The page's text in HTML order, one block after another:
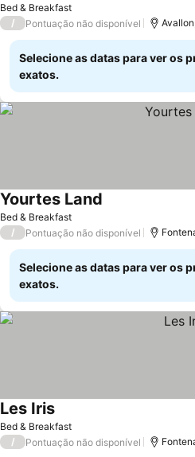
Bed & Breakfast
/ Pontuação não disponível
Selecione as datas para ver os
exatos.
Bed & Breakfast
Yourtes Land
/ Pontuação não disponível
Selecione as datas para ver os
exatos.
Bed & Breakfast
Les Iris
/ Pontuação não disponível